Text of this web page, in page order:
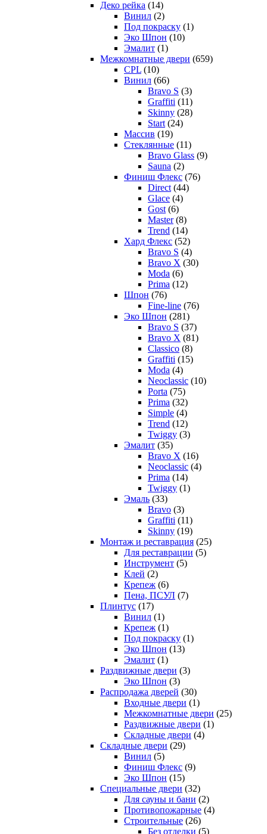
Деко рейка (14)
Винил (2)
Под покраску (1)
Эко Шпон (10)
Эмалит (1)
Межкомнатные двери (659)
CPL (10)
Винил (66)
Bravo S (3)
Graffiti (11)
Skinny (28)
Start (24)
Массив (19)
Стеклянные (11)
Bravo Glass (9)
Sauna (2)
Финиш Флекс (76)
Direct (44)
Glace (4)
Gost (6)
Master (8)
Trend (14)
Хард Флекс (52)
Bravo S (4)
Bravo X (30)
Moda (6)
Prima (12)
Шпон (76)
Fine-line (76)
Эко Шпон (281)
Bravo S (37)
Bravo X (81)
Classico (8)
Graffiti (15)
Moda (4)
Neoclassic (10)
Porta (75)
Prima (32)
Simple (4)
Trend (12)
Twiggy (3)
Эмалит (35)
Bravo X (16)
Neoclassic (4)
Prima (14)
Twiggy (1)
Эмаль (33)
Bravo (3)
Graffiti (11)
Skinny (19)
Монтаж и реставрация (25)
Для реставрации (5)
Инструмент (5)
Клей (2)
Крепеж (6)
Пена, ПСУЛ (7)
Плинтус (17)
Винил (1)
Крепеж (1)
Под покраску (1)
Эко Шпон (13)
Эмалит (1)
Раздвижные двери (3)
Эко Шпон (3)
Распродажа дверей (30)
Входные двери (1)
Межкомнатные двери (25)
Раздвижные двери (1)
Складные двери (4)
Складные двери (29)
Винил (5)
Финиш Флекс (9)
Эко Шпон (15)
Специальные двери (32)
Для сауны и бани (2)
Противопожарные (4)
Строительные (26)
Без отделки (5)